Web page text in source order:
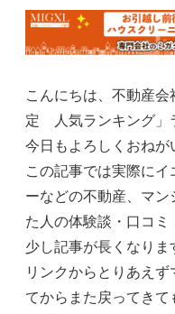
こんにちは、不動産
定 人気ランキング」
今日もよろしくおねが
この記事では実際に
ーなどの不動産、マ
た人の体験談・口コミ
少し記事が長くなり
リンクからとりあえ
てからまた戻ってき